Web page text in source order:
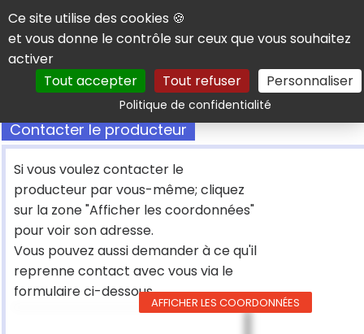
Panneau de gestion des cookies
Ce site utilise des cookies 🍪
et vous donne le contrôle sur ceux que vous souhaitez
activer
Tout accepter
Tout refuser Personnaliser
Politique de confidentialitéRechercher
Contacter le producteur
Si vous voulez contacter le
producteur par vous-même; cliquez
sur la zone "Afficher les coordonnées"
pour voir son adresse.
Vous pouvez aussi demander à ce qu'il
reprenne contact avec vous via le
formulaire ci-dessous
AFFICHER LES COORDONNÉES